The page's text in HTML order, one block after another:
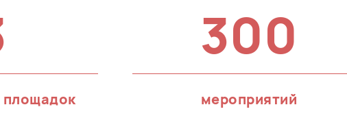
площадок
300
мероприятий